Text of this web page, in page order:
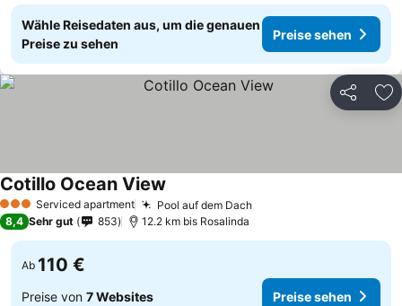
Wähle Reisedaten aus, um die genauen
Preise zu sehen
Preise sehen
Teilen
3 SterneServiced apartment Pool auf dem Dach
Cotillo Ocean View
8,4 Sehr gut 853 12.2 km bis Rosalinda
Ab 110 €
Preise von 7 Websites Preise sehen